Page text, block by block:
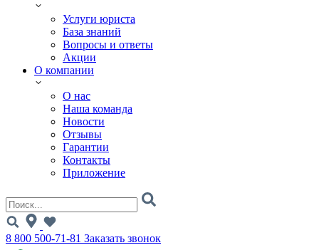
Услуги юриста
База знаний
Вопросы и ответы
Акции
О компании
О нас
Наша команда
Новости
Отзывы
Гарантии
Контакты
Приложение
8 800 500-71-81 Заказать звонок